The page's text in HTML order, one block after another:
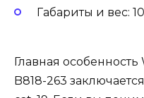
Габариты и вес:
Главная особенность
B818-263